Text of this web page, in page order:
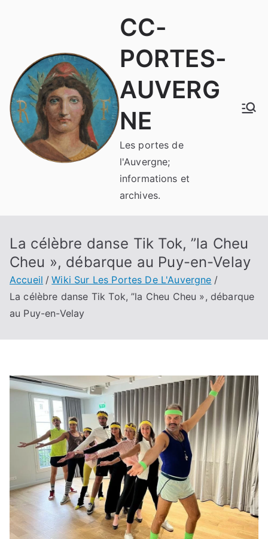
CC-
PORTES-
AUVERG
NE
Les portes de
l'Auvergne;
informations et
archives.
La célèbre danse Tik Tok, ”la Cheu
Cheu », débarque au Puy-en-Velay
Accueil
Wiki Sur Les Portes De L'Auvergne
La célèbre danse Tik Tok, ”la Cheu Cheu », débarque
au Puy-en-Velay